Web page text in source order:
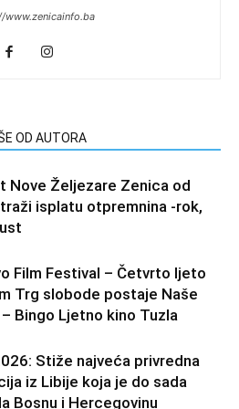
www.zenicainfo.ba
OD AUTORA
Nove Željezare Zenica od
isplatu otpremnina -rok,
Film Festival – Četvrto ljeto
Trg slobode postaje Naše
Bingo Ljetno kino Tuzla
Stiže najveća privredna
iz Libije koja je do sada
Bosnu i Hercegovinu